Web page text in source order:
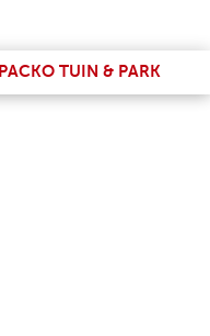
PACKO TUIN & PARK